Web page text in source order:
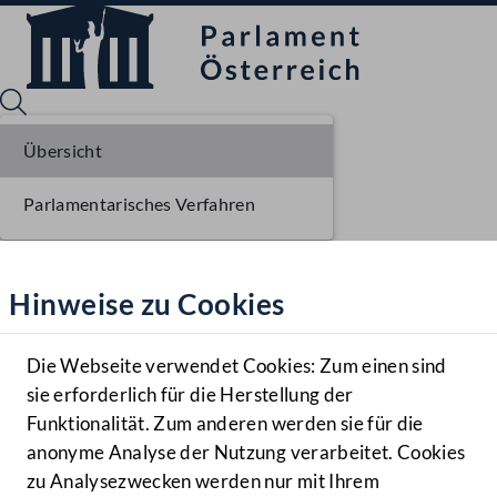
Hilfe
Benutzer
Navigationsmenü öffnen
MENÜ
Hinweise zu Cookies
Die Webseite verwendet Cookies: Zum einen sind
sie erforderlich für die Herstellung der
Funktionalität. Zum anderen werden sie für die
anonyme Analyse der Nutzung verarbeitet. Cookies
zu Analysezwecken werden nur mit Ihrem
Übersicht
Parlamentarisches Verfahren